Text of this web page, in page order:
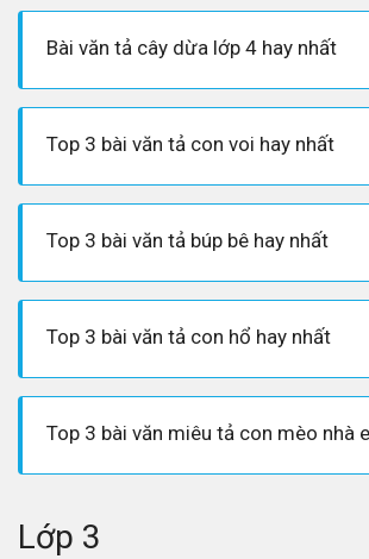
Bài văn tả cây dừa lớp 4 hay nhất
Top 3 bài văn tả con voi hay nhất
Top 3 bài văn tả búp bê hay nhất
Top 3 bài văn tả con hổ hay nhất
Top 3 bài văn miêu tả con mèo nhà
Lớp 3